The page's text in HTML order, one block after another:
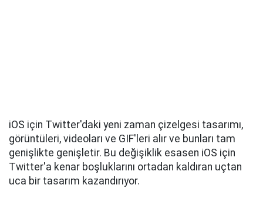
iOS için Twitter'daki yeni zaman çizelgesi tasarımı,
görüntüleri, videoları ve GIF'leri alır ve bunları tam
genişlikte genişletir. Bu değişiklik esasen iOS için
Twitter'a kenar boşluklarını ortadan kaldıran uçtan
uca bir tasarım kazandırıyor.